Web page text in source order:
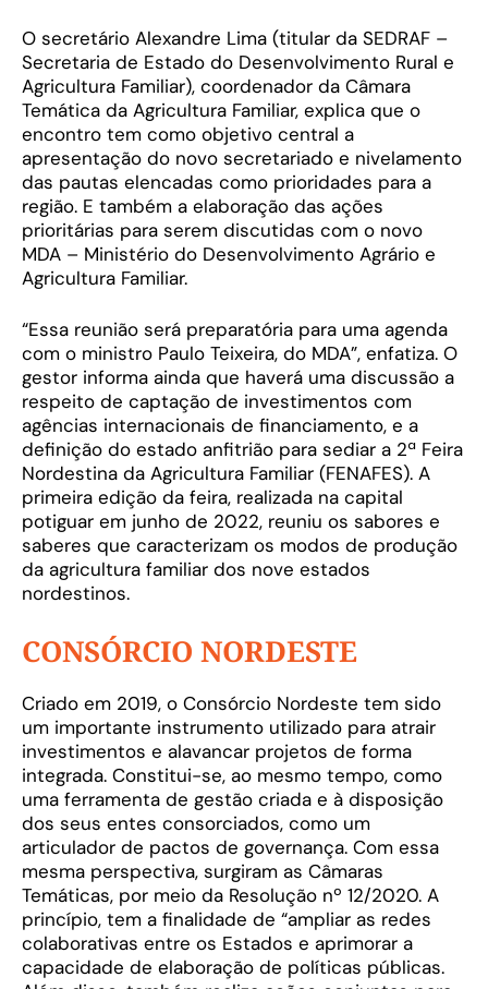
O secretário Alexandre Lima (titular da SEDRAF –
Secretaria de Estado do Desenvolvimento Rural e
Agricultura Familiar), coordenador da Câmara
Temática da Agricultura Familiar, explica que o
encontro tem como objetivo central a
apresentação do novo secretariado e nivelamento
das pautas elencadas como prioridades para a
região. E também a elaboração das ações
prioritárias para serem discutidas com o novo
MDA – Ministério do Desenvolvimento Agrário e
Agricultura Familiar.
“Essa reunião será preparatória para uma agenda
com o ministro Paulo Teixeira, do MDA”, enfatiza. O
gestor informa ainda que haverá uma discussão a
respeito de captação de investimentos com
agências internacionais de financiamento, e a
definição do estado anfitrião para sediar a 2ª Feira
Nordestina da Agricultura Familiar (FENAFES). A
primeira edição da feira, realizada na capital
potiguar em junho de 2022, reuniu os sabores e
saberes que caracterizam os modos de produção
da agricultura familiar dos nove estados
nordestinos.
CONSÓRCIO NORDESTE
Criado em 2019, o Consórcio Nordeste tem sido
um importante instrumento utilizado para atrair
investimentos e alavancar projetos de forma
integrada. Constitui-se, ao mesmo tempo, como
uma ferramenta de gestão criada e à disposição
dos seus entes consorciados, como um
articulador de pactos de governança. Com essa
mesma perspectiva, surgiram as Câmaras
Temáticas, por meio da Resolução nº 12/2020. A
princípio, tem a finalidade de “ampliar as redes
colaborativas entre os Estados e aprimorar a
capacidade de elaboração de políticas públicas.